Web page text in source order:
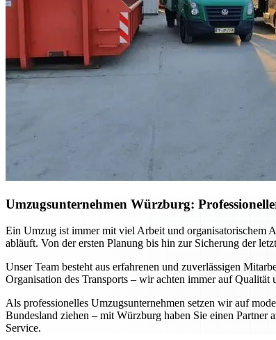
Umzugsunternehmen Würzburg:
Ein Umzug ist immer mit viel Arbeit und organisatorischem
abläuft. Von der ersten Planung bis hin zur Sicherung der
Unser Team besteht aus erfahrenen und zuverlässigen
Organisation des Transports – wir achten immer auf
Als professionelles Umzugsunternehmen setzen wir auf
Bundesland ziehen – mit Würzburg haben Sie einen
Service.